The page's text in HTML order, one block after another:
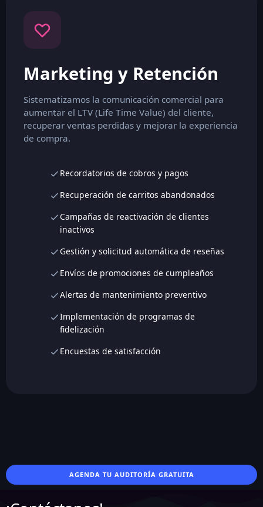
Marketing y Retención
Sistematizamos la comunicación comercial para
aumentar el LTV (Life Time Value) del cliente,
recuperar ventas perdidas y mejorar la experiencia
de compra.
Recordatorios de cobros y pagos
Recuperación de carritos abandonados
Campañas de reactivación de clientes
inactivos
Gestión y solicitud automática de reseñas
Envíos de promociones de cumpleaños
Alertas de mantenimiento preventivo
Implementación de programas de
fidelización
Encuestas de satisfacción
AGENDA TU AUDITORÍA GRATUITA